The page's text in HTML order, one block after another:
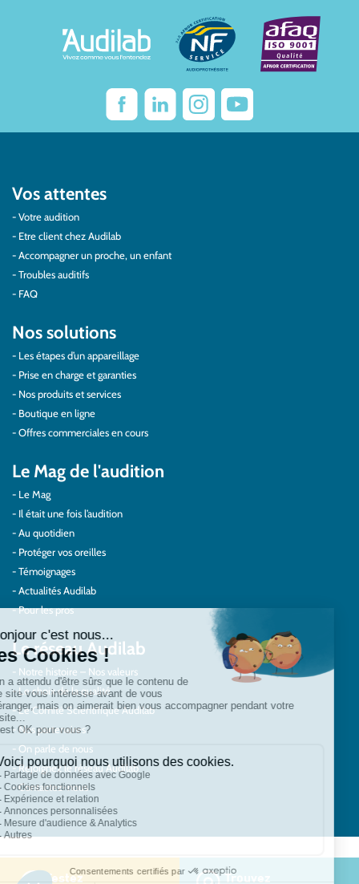
Testez Trouvez
Vos attentes
Votre audition
Etre client chez Audilab
Accompagner un proche, un enfant
Troubles auditifs
FAQ
Nos solutions
Les étapes d’un appareillage
Prise en charge et garanties
Nos produits et services
Boutique en ligne
Offres commerciales en cours
Le Mag de l'audition
Le Mag
Il était une fois l’audition
Au quotidien
Protéger vos oreilles
Témoignages
Actualités Audilab
Pour les pros
Le réseau Audilab
Notre histoire – Nos valeurs
Le choix de la qualité
Le Comité Scientifique Audilab
Nos partenaires
On parle de nous
Rejoignez le réseau Audilab
Contactez-nous